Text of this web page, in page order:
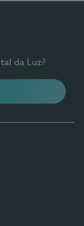
da Luz?